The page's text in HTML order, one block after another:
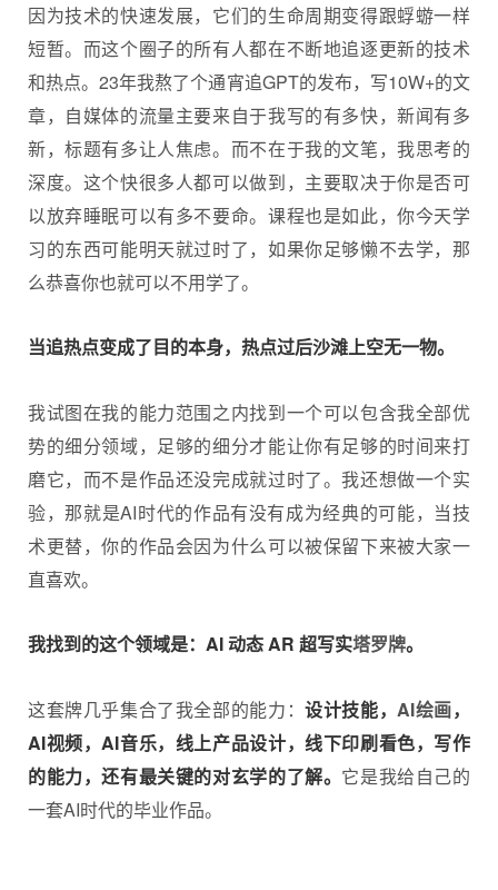
因为技术的快速发展，它们的生命周期变得跟蜉蝣一样
短暂。而这个圈子的所有人都在不断地追逐更新的技术
和热点。23年我熬了个通宵追GPT的发布，写10W+的文
章，自媒体的流量主要来自于我写的有多快，新闻有多
新，标题有多让人焦虑。而不在于我的文笔，我思考的
深度。这个快很多人都可以做到，主要取决于你是否可
以放弃睡眠可以有多不要命。课程也是如此，你今天学
习的东西可能明天就过时了，如果你足够懒不去学，那
么恭喜你也就可以不用学了。
当追热点变成了目的本身，热点过后沙滩上空无一物。
我试图在我的能力范围之内找到一个可以包含我全部优
势的细分领域，足够的细分才能让你有足够的时间来打
磨它，而不是作品还没完成就过时了。我还想做一个实
验，那就是AI时代的作品有没有成为经典的可能，当技
术更替，你的作品会因为什么可以被保留下来被大家一
直喜欢。
我找到的这个领域是：AI 动态 AR 超写实塔罗牌。
这套牌几乎集合了我全部的能力：设计技能，AI绘画，
AI视频，AI音乐，线上产品设计，线下印刷看色，写作
的能力，还有最关键的对玄学的了解。 它是我给自己的
一套AI时代的毕业作品。